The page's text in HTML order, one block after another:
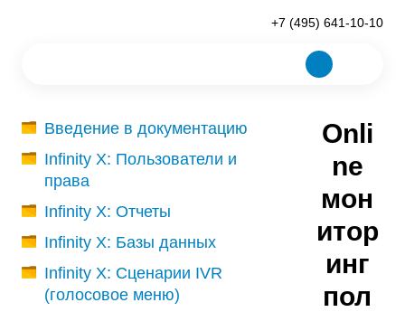
+7 (495) 641-10-10
Введение в документацию
Infinity X: Пользователи и
права
Infinity X: Отчеты
Infinity X: Базы данных
Infinity X: Сценарии IVR
(голосовое меню)
Onli
ne
мон
итор
инг
пол